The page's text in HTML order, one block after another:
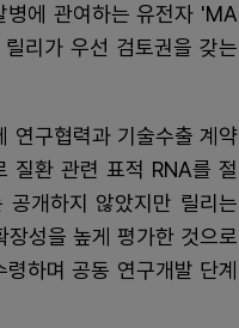
에 관여하는 유전자 'MA
리가 우선 검토권을 갖는
연구협력과 기술수출 계약
질환 관련 표적 RNA를 절
개하지 않았지만 릴리는
성을 높게 평가한 것으로
하며 공동 연구개발 단계